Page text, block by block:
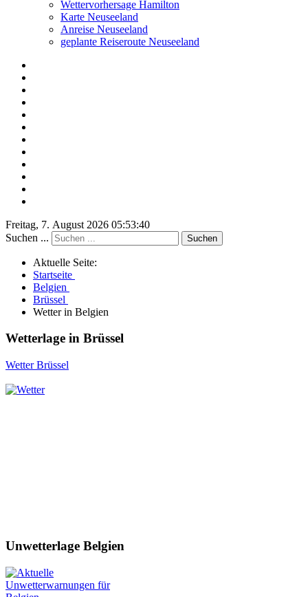
Wettervorhersage Hamilton
Karte Neuseeland
Anreise Neuseeland
geplante Reiseroute Neuseeland
Freitag, 7. August 2026 05:53:40
Suchen ...
Suchen
Aktuelle Seite:
Startseite
Belgien
Brüssel
Wetter in Belgien
Wetterlage in Brüssel
Wetter Brüssel
Unwetterlage Belgien